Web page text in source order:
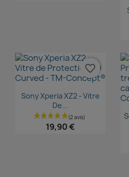
Aperçu rapide
Sony Xperia XZ2 - Vitre
De...
19,90 €
favorite_border